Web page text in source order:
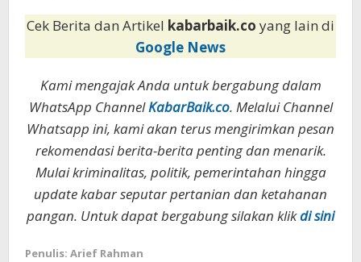
Cek Berita dan Artikel kabarbaik.co yang lain di
Google News
Kami mengajak Anda untuk bergabung dalam
WhatsApp ChannelKabarBaik.co. Melalui Channel
Whatsapp ini, kami akan terus mengirimkan pesan
rekomendasi berita-berita penting dan menarik.
Mulai kriminalitas, politik, pemerintahan hingga
update kabar seputar pertanian dan ketahanan
pangan. Untuk dapat bergabung silakan klikdi sini
Penulis: Arief Rahman